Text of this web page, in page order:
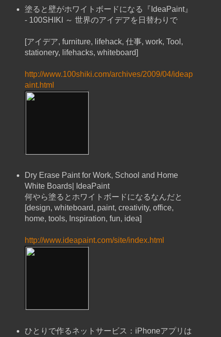
塗ると壁がホワイトボードになる『IdeaPaint』
- 100SHIKI ～ 世界のアイデアを日替わりで
[アイデア, furniture, lifehack, 仕事, work, Tool,
stationery, lifehacks, whiteboard]
http://www.100shiki.com/archives/2009/04/ideap
aint.html
Dry Erase Paint for Work, School and Home
White Boards| IdeaPaint
何やら塗るとホワイトボードになるなんだと
[design, whiteboard, paint, creativity, office,
home, tools, Inspiration, fun, idea]
http://www.ideapaint.com/site/index.html
ひとりで作るネットサービス：iPhoneアプリは